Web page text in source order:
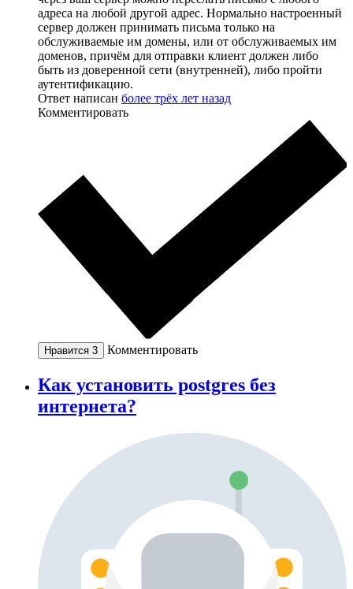
адреса на любой другой адрес. Нормально настроенный
сервер должен принимать письма только на
обслуживаемые им домены, или от обслуживаемых им
доменов, причём для отправки клиент должен либо
быть из доверенной сети (внутренней), либо пройти
аутентификацию.
Ответ написан более трёх лет назад
Комментировать
Нравится 3 Комментировать
Как установить postgres без
интернета?